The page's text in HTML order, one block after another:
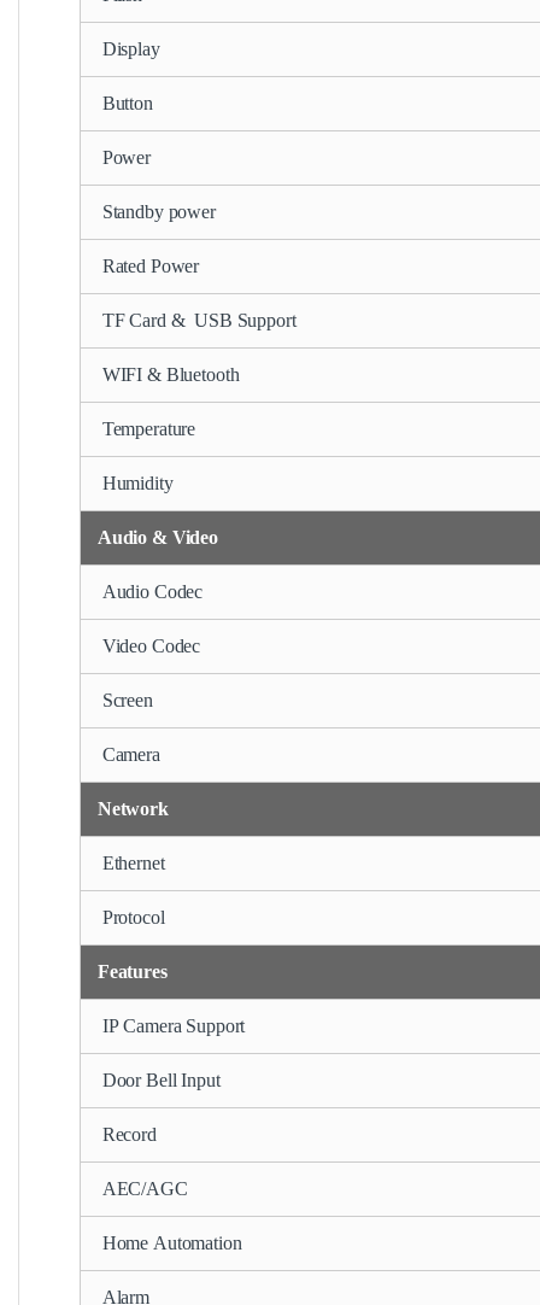
Display
Button
Power
Standby power
Rated Power
TF Card & USB Support
WIFI & Bluetooth
Temperature
Humidity
Audio & Video
Audio Codec
Video Codec
Screen
Camera
Network
Ethernet
Protocol
Features
IP Camera Support
Door Bell Input
Record
AEC/AGC
Home Automation
Alarm